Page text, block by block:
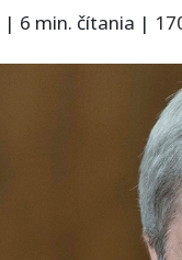
| 6 min. čítania |